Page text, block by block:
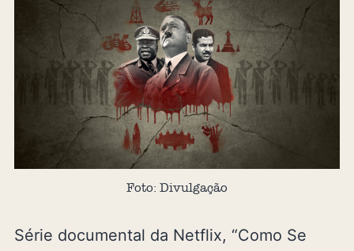
Foto: Divulgação
Série documental da Netflix, “Como Se